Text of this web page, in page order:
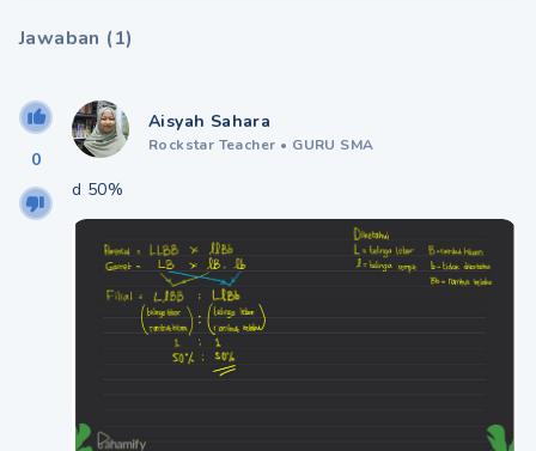
Jawaban (1)
0
Aisyah Sahara
Rockstar Teacher • GURU SMA
d 50%